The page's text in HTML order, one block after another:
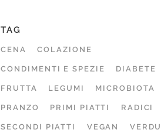
TAG
CENA COLAZIONE
CONDIMENTI E SPEZIE DIABETE
FRUTTA LEGUMI MICROBIOTA
PRANZO PRIMI PIATTI RADICI
SECONDI PIATTI VEGAN